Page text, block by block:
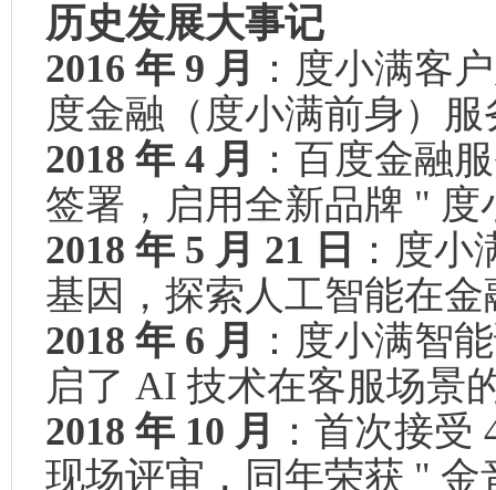
历史发展大事记
2016 年 9 月
：度小满客
度金融（度小满前身）
2018 年 4 月
：百度金融
签署，启用全新品牌 "
2018 年 5 月 21 日
：度
基因，探索人工智能在
2018 年 6 月
：度小满智
启了 AI 技术在客服场景
2018 年 10 月
：首次接
现场评审，同年荣获 "